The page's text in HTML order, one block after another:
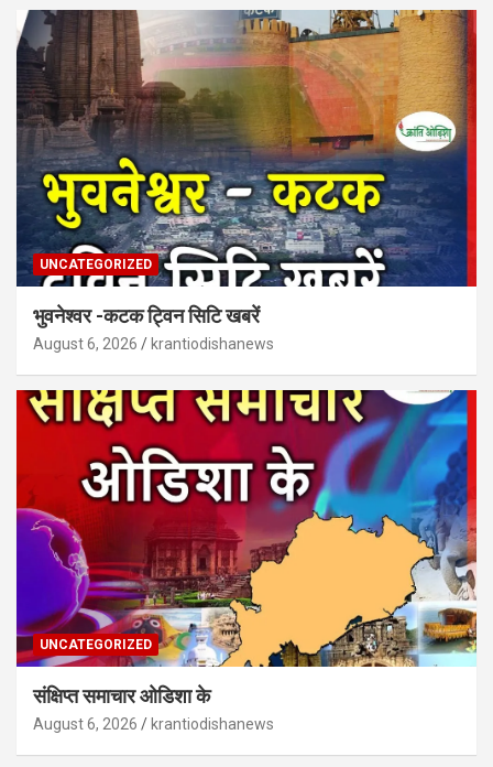
UNCATEGORIZED
भुवनेश्वर -कटक ट्विन सिटि खबरें
August 6, 2026 krantiodishanews
UNCATEGORIZED
संक्षिप्त समाचार ओडिशा के
August 6, 2026 krantiodishanews